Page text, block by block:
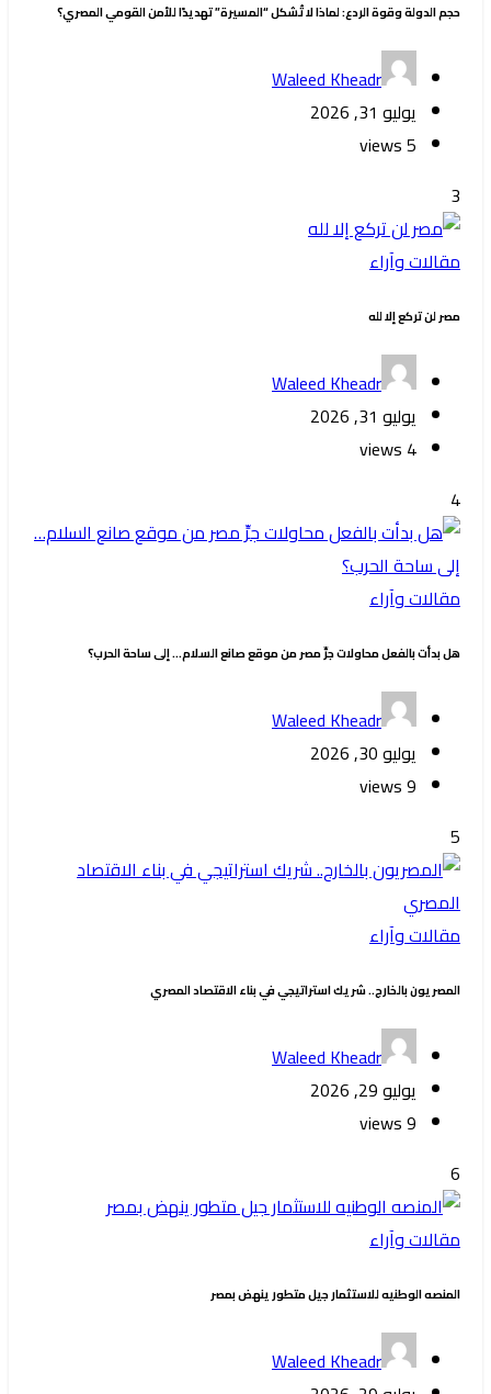
حجم الدولة وقوة الردع: لماذا لا تُشكل “المسيرة” تهديدًا للأمن القومي المصري؟
Waleed Kheadr
يوليو 31, 2026
5 views
3
مقالات وآراء
‏مصر لن تركع إلا لله
Waleed Kheadr
يوليو 31, 2026
4 views
4
مقالات وآراء
هل بدأت بالفعل محاولات جرِّ مصر من موقع صانع السلام… إلى ساحة الحرب؟
Waleed Kheadr
يوليو 30, 2026
9 views
5
مقالات وآراء
المصريون بالخارج.. شريك استراتيجي في بناء الاقتصاد المصري
Waleed Kheadr
يوليو 29, 2026
9 views
6
مقالات وآراء
المنصه الوطنيه للاستثمار جيل متطور ينهض بمصر
Waleed Kheadr